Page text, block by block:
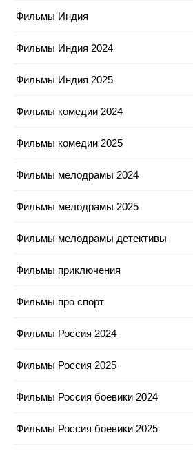
Фильмы Индия
Фильмы Индия 2024
Фильмы Индия 2025
Фильмы комедии 2024
Фильмы комедии 2025
Фильмы мелодрамы 2024
Фильмы мелодрамы 2025
Фильмы мелодрамы детективы
Фильмы приключения
Фильмы про спорт
Фильмы Россия 2024
Фильмы Россия 2025
Фильмы Россия боевики 2024
Фильмы Россия боевики 2025